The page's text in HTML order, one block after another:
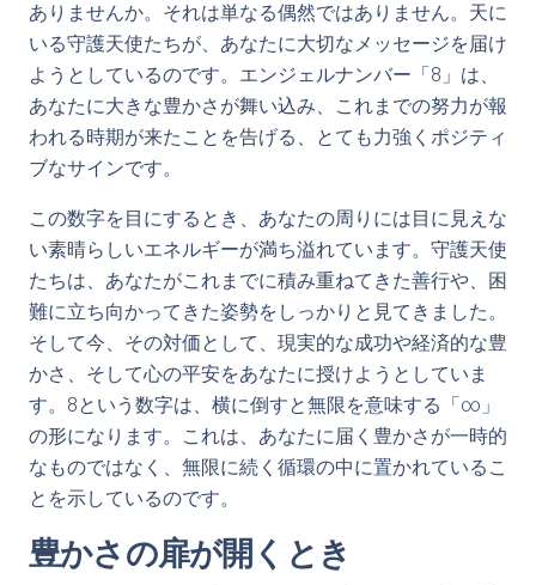
ありませんか。それは単なる偶然ではありません。天に
いる守護天使たちが、あなたに大切なメッセージを届け
ようとしているのです。エンジェルナンバー「8」は、
あなたに大きな豊かさが舞い込み、これまでの努力が報
われる時期が来たことを告げる、とても力強くポジティ
ブなサインです。
この数字を目にするとき、あなたの周りには目に見えな
い素晴らしいエネルギーが満ち溢れています。守護天使
たちは、あなたがこれまでに積み重ねてきた善行や、困
難に立ち向かってきた姿勢をしっかりと見てきました。
そして今、その対価として、現実的な成功や経済的な豊
かさ、そして心の平安をあなたに授けようとしていま
す。8という数字は、横に倒すと無限を意味する「∞」
の形になります。これは、あなたに届く豊かさが一時的
なものではなく、無限に続く循環の中に置かれているこ
とを示しているのです。
豊かさの扉が開くとき